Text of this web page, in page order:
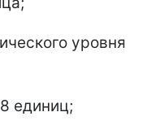
уровня
единиц;